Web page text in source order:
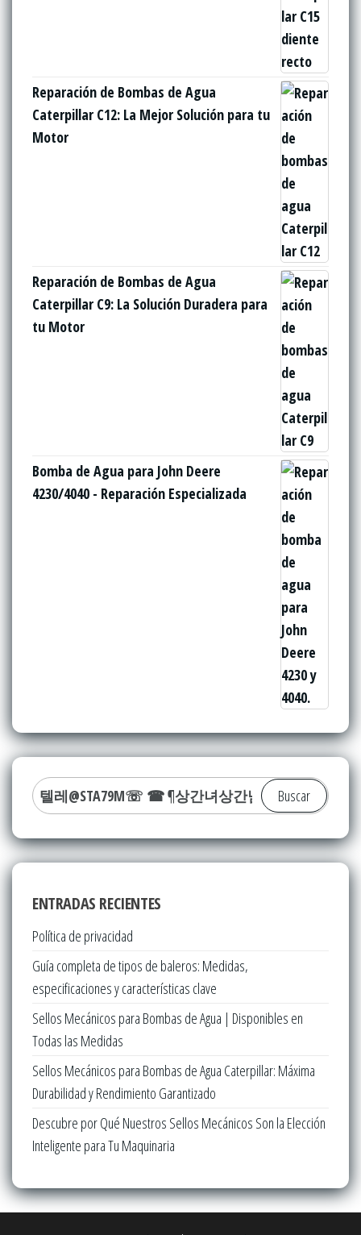
Reparación de Bombas de Agua
Caterpillar C12: La Mejor Solución para tu
Motor
Reparación de Bombas de Agua
Caterpillar C9: La Solución Duradera para
tu Motor
Bomba de Agua para John Deere
4230/4040 - Reparación Especializada
Buscar:
ENTRADAS RECIENTES
Política de privacidad
Guía completa de tipos de baleros: Medidas,
especificaciones y características clave
Sellos Mecánicos para Bombas de Agua | Disponibles en
Todas las Medidas
Sellos Mecánicos para Bombas de Agua Caterpillar: Máxima
Durabilidad y Rendimiento Garantizado
Descubre por Qué Nuestros Sellos Mecánicos Son la Elección
Inteligente para Tu Maquinaria